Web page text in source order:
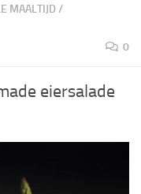
MAALTIJD /
0
eiersalade